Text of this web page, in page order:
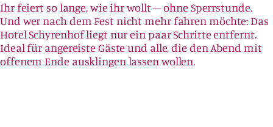
Ihr feiert so lange, wie ihr wollt – ohne Sperrstunde.
Und wer nach dem Fest nicht mehr fahren möchte: Das
Hotel Schyrenhof liegt nur ein paar Schritte entfernt.
Ideal für angereiste Gäste und alle, die den Abend mit
offenem Ende ausklingen lassen wollen.